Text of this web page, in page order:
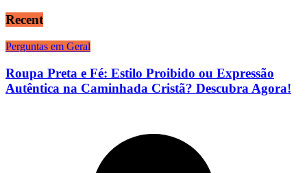
Recent
Perguntas em Geral
Roupa Preta e Fé: Estilo Proibido ou Expressão
Autêntica na Caminhada Cristã? Descubra Agora!